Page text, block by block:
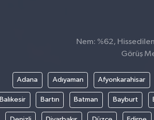
Nem: %62, Hissedilen
Görüş
Adana Adıyaman Afyonkarahisar
Balıkesir Bartın Batman Bayburt